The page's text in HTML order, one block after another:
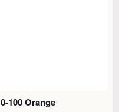
0-100 Orange